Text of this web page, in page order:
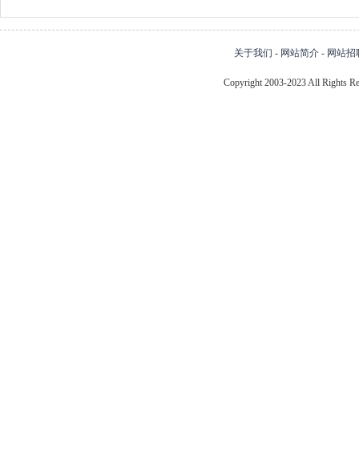
关于我们 - 网站简介 - 网站招
Copyright 2003-2023 All Rights